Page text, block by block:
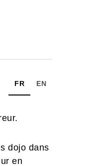
FR EN
dojo dans
en